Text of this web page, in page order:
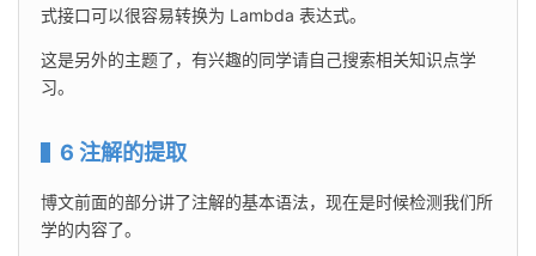
式接口可以很容易转换为 Lambda 表达式。
这是另外的主题了，有兴趣的同学请自己搜索相关知识点学
习。
6 注解的提取
博文前面的部分讲了注解的基本语法，现在是时候检测我们所
学的内容了。